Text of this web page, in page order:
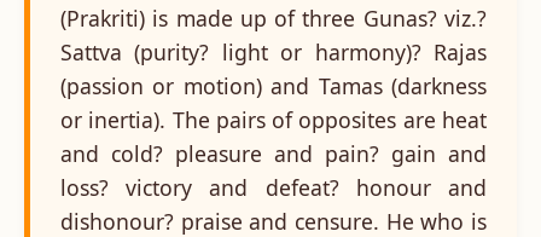
(Prakriti) is made up of three Gunas? viz.?
Sattva (purity? light or harmony)? Rajas
(passion or motion) and Tamas (darkness
or inertia). The pairs of opposites are heat
and cold? pleasure and pain? gain and
loss? victory and defeat? honour and
dishonour? praise and censure. He who is